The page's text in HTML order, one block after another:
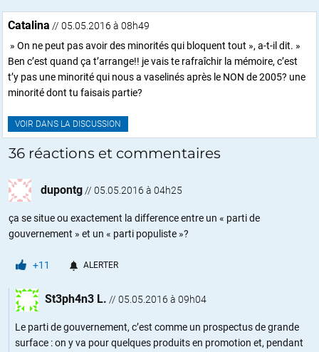
Catalina // 05.05.2016 à 08h49
» On ne peut pas avoir des minorités qui bloquent tout », a-t-il dit. »
Ben c’est quand ça t’arrange!! je vais te rafraîchir la mémoire, c’est
t’y pas une minorité qui nous a vaselinés après le NON de 2005? une
minorité dont tu faisais partie?
VOIR DANS LA DISCUSSION
36 réactions et commentaires
dupontg // 05.05.2016 à 04h25
ça se situe ou exactement la difference entre un « parti de
gouvernement » et un « parti populiste »?
+11 ALERTER
St3ph4n3 L. // 05.05.2016 à 09h04
Le parti de gouvernement, c’est comme un prospectus de grande
surface : on y va pour quelques produits en promotion et, pendant